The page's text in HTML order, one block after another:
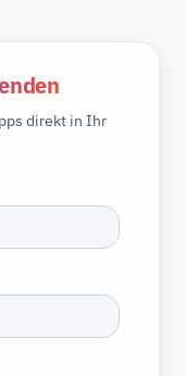
direkt in Ihr